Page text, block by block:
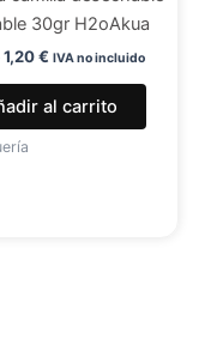
30gr H2oAkua
1,20€ IVA no incluido
al carrito